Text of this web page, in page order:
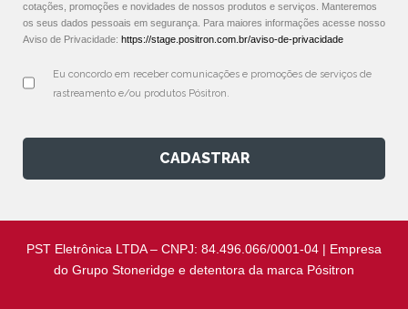
cotações, promoções e novidades de nossos produtos e serviços. Manteremos
os seus dados pessoais em segurança. Para maiores informações acesse nosso
Aviso de Privacidade: https://stage.positron.com.br/aviso-de-privacidade
Eu concordo em receber comunicações e promoções de serviços de
rastreamento e/ou produtos Pósitron.
CADASTRAR
PST Eletrônica LTDA – CNPJ: 84.496.066/0001-04 | Empresa
do Grupo Stoneridge e detentora da marca Pósitron